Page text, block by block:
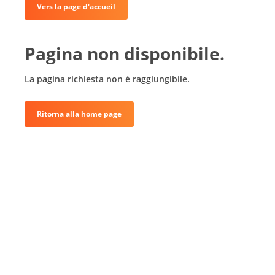
Vers la page d'accueil
Pagina non disponibile.
La pagina richiesta non è raggiungibile.
Ritorna alla home page